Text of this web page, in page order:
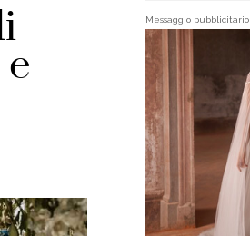
Messaggio pubblicitario